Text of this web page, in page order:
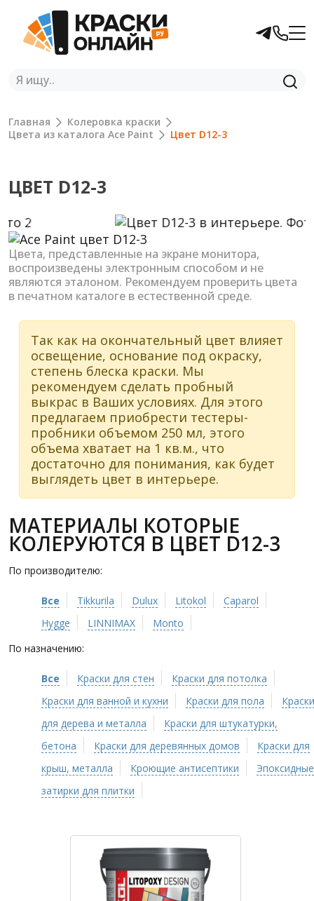
Главная
Колеровка краски
Цвета из каталога Ace Paint
Цвет D12-3
ЦВЕТ D12-3
Previous Next
Цвета, представленные на экране монитора,
воспроизведены электронным способом и не
являются эталоном. Рекомендуем проверить цвета
в печатном каталоге в естественной среде.
Так как на окончательный цвет влияет
освещение, основание под окраску,
степень блеска краски. Мы
рекомендуем сделать пробный
выкрас в Ваших условиях. Для этого
предлагаем приобрести тестеры-
пробники объемом 250 мл, этого
объема хватает на 1 кв.м., что
достаточно для понимания, как будет
выглядеть цвет в интерьере.
МАТЕРИАЛЫ КОТОРЫЕ
КОЛЕРУЮТСЯ В ЦВЕТ D12-3
По производителю:
Все Tikkurila Dulux Litokol
Caparol
Hygge
LINNIMAX
Monto
По назначению:
Все Краски для стен
Краски для потолка
Краски для ванной и кухни
Краски для пола
Краски
для дерева и металла
Краски для штукатурки,
бетона
Краски для деревянных домов
Краски для
крыш, металла
Кроющие антисептики
Эпоксидные
затирки для плитки